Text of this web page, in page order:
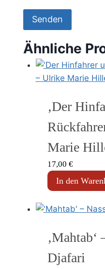
Ähnliche
‚Der
Marie
17,00 €
In den
‚Mahtab‘
Djafari